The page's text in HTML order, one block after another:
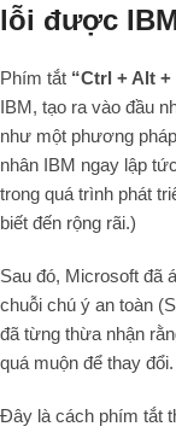
lỗi được
Phím tắt “Ctrl + Alt +
IBM, tạo ra vào đầu
như một phương
nhân IBM ngay lập
trong quá trình phát
biết đến rộng rãi.)
Sau đó, Microsoft đã
chuỗi chú ý an toàn
đã từng thừa nhận
quá muộn để thay đổi.
Đây là cách phím tắt